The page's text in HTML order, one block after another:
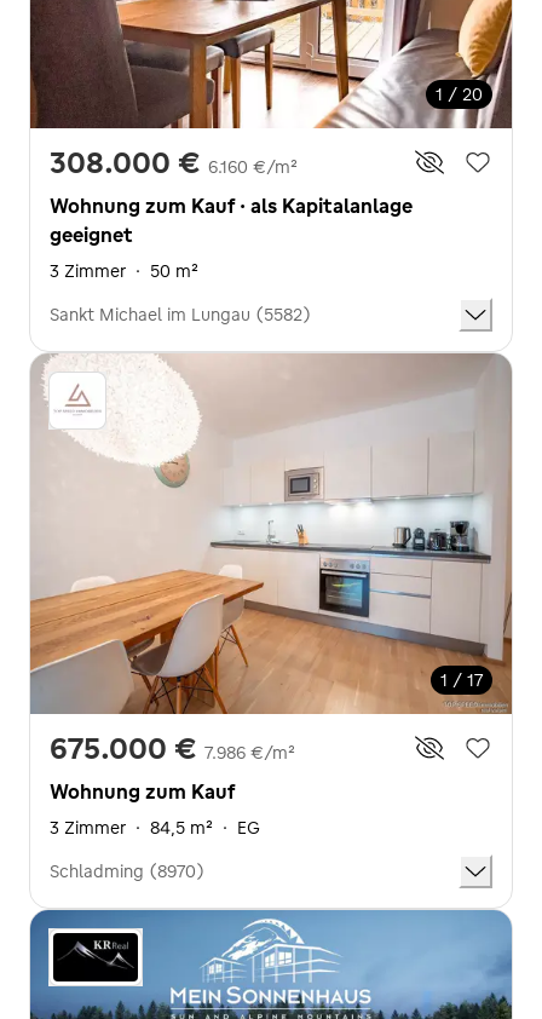
1 / 20
308.000 € 6.160 €/m²
Wohnung zum Kauf · als Kapitalanlage
geeignet
3 Zimmer · 50 m²
Sankt Michael im Lungau (5582)
1 / 17
675.000 € 7.986 €/m²
Wohnung zum Kauf
3 Zimmer · 84,5 m² · EG
Schladming (8970)